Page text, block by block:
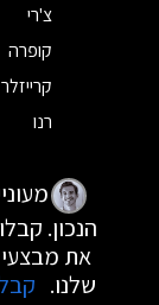
צ'רי
קופרה
קרייזלר
רנו
הנכון.
את מבצעי
שלנו.